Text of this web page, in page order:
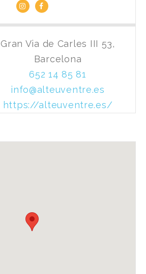
Gran Via de Carles III 53,
Barcelona
652 14 85 81
info@alteuventre.es
https://alteuventre.es/